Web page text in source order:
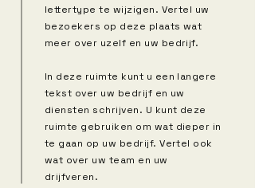
lettertype te wijzigen. Vertel uw
bezoekers op deze plaats wat
meer over uzelf en uw bedrijf.
In deze ruimte kunt u een langere
tekst over uw bedrijf en uw
diensten schrijven. U kunt deze
ruimte gebruiken om wat dieper in
te gaan op uw bedrijf. Vertel ook
wat over uw team en uw
drijfveren.